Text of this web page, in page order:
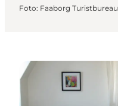
Foto: Faaborg Turistbureau